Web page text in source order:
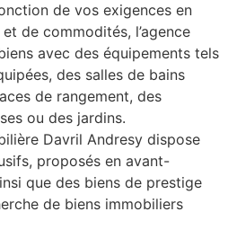
de vos exigences en
de commodités, l’agence
avec des équipements tels
des salles de bains
de rangement, des
ou des jardins.
Davril Andresy dispose
proposés en avant-
que des biens de prestige
de biens immobiliers